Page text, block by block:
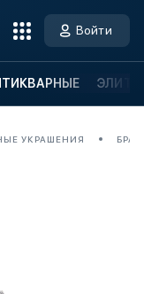
Войти
УКРАШЕНИЯ